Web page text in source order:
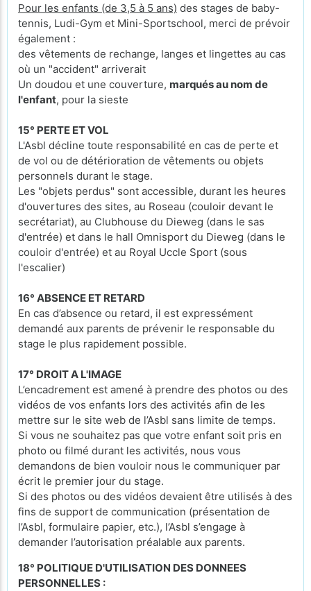
Pour les enfants (de 3,5 à 5 ans) des stages de baby-
tennis, Ludi-Gym et Mini-Sportschool, merci de prévoir
également :
des vêtements de rechange, langes et lingettes au cas
où un "accident" arriverait
Un doudou et une couverture, marqués au nom de
l'enfant, pour la sieste
15° PERTE ET VOL
L'Asbl décline toute responsabilité en cas de perte et
de vol ou de détérioration de vêtements ou objets
personnels durant le stage.
Les "objets perdus" sont accessible, durant les heures
d'ouvertures des sites, au Roseau (couloir devant le
secrétariat), au Clubhouse du Dieweg (dans le sas
d'entrée) et dans le hall Omnisport du Dieweg (dans le
couloir d'entrée) et au Royal Uccle Sport (sous
l'escalier)
16° ABSENCE ET RETARD
En cas d’absence ou retard, il est expressément
demandé aux parents de prévenir le responsable du
stage le plus rapidement possible.
17° DROIT A L'IMAGE
L’encadrement est amené à prendre des photos ou des
vidéos de vos enfants lors des activités afin de les
mettre sur le site web de l’Asbl sans limite de temps.
Si vous ne souhaitez pas que votre enfant soit pris en
photo ou filmé durant les activités, nous vous
demandons de bien vouloir nous le communiquer par
écrit le premier jour du stage.
Si des photos ou des vidéos devaient être utilisés à des
fins de support de communication (présentation de
l’Asbl, formulaire papier, etc.), l’Asbl s’engage à
demander l’autorisation préalable aux parents.
18° POLITIQUE D'UTILISATION DES DONNEES
PERSONNELLES :